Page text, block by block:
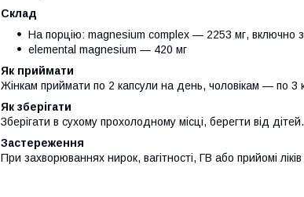
Склад
На порцію: magnesium complex — 2253 мг, включно
elemental magnesium — 420 мг
Як приймати
Жінкам приймати по 2 капсули на день, чоловікам — по 3
Як зберігати
Зберігати в сухому прохолодному місці, берегти від дітей.
Застереження
При захворюваннях нирок, вагітності, ГВ або прийомі